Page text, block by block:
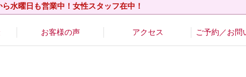
ら水曜日も営業中！女性スタッフ在中！
お客様の声 アクセス ご予約／お問